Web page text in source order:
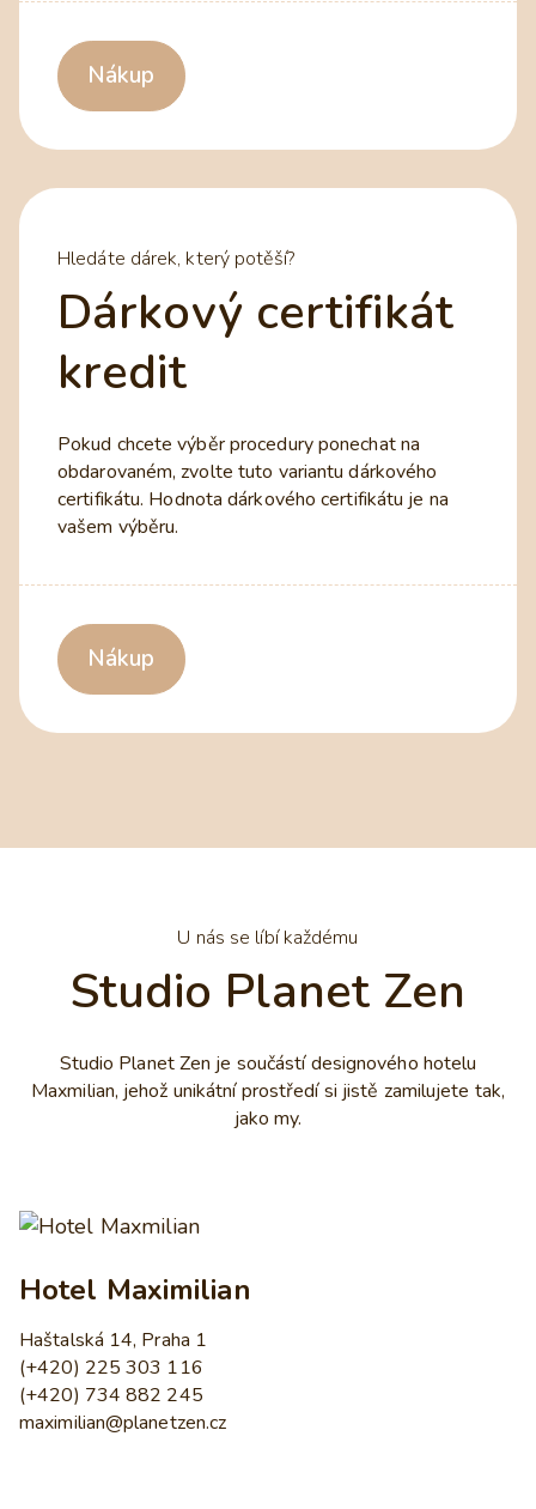
Nákup
Hledáte dárek, který potěší?
Dárkový certifikát
kredit
Pokud chcete výběr procedury ponechat na
obdarovaném, zvolte tuto variantu dárkového
certifikátu. Hodnota dárkového certifikátu je na
vašem výběru.
Nákup
U nás se líbí každému
Studio Planet Zen
Studio Planet Zen je součástí designového hotelu
Maxmilian, jehož unikátní prostředí si jistě zamilujete tak,
jako my.
Hotel Maximilian
Haštalská 14, Praha 1
(+420) 225 303 116
(+420) 734 882 245
maximilian@planetzen.cz